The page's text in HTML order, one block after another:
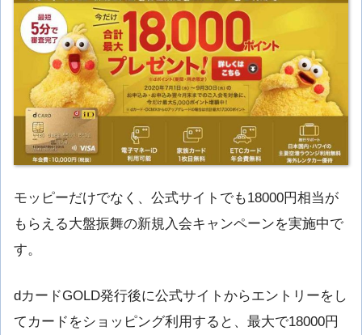
モッピーだけでなく、公式サイトでも18000円相当が
もらえる大盤振舞の新規入会キャンペーンを実施中で
す。
dカードGOLD発行後に公式サイトからエントリーをし
てカードをショッピング利用すると、最大で18000円